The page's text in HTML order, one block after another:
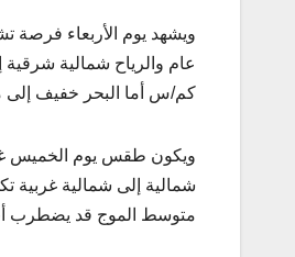
ويشهد يوم الأربعاء فرصة
كم/س أما البحر خفيف إلى
ويكون طقس يوم الخميس
متوسط الموج قد يضطرب